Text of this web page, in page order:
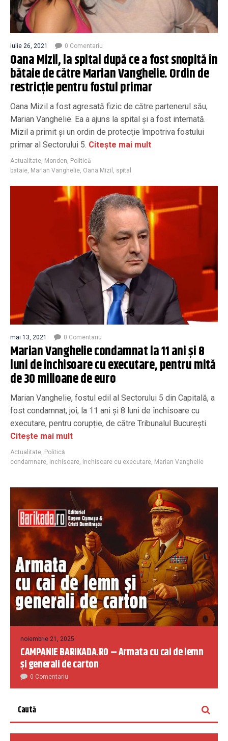
iulie 26, 2021 0 Comentariu
Oana Mizil, la spital după ce a fost snopită în
bătaie de către Marian Vanghelie. Ordin de
restricție pentru fostul primar
Oana Mizil a fost agresată fizic de către partenerul său,
Marian Vanghelie. Ea a ajuns la spital şi a fost internată.
Mizil a primit şi un ordin de protecţie împotriva fostului
primar al Sectorului 5. Citește mai mult
Actualitate, Monden, Politică
bataie, Marian Vanghelie, Oana Mizil , spital
mai 13, 2021 0 Comentariu
Marian Vanghelie condamnat la 11 ani și 8
luni de închisoare cu executare, pentru mită
de 30 milioane de euro
Marian Vanghelie, fostul edil al Sectorului 5 din Capitală, a
fost condamnat, joi, la 11 ani și 8 luni de închisoare cu
executare, pentru corupție, de către Tribunalul București.
Citește mai mult
Actualitate, Politică
condamnare, inchisoare, inchisoare cu executare, Marian Vanghelie
noiembrie 21, 2025
CAMPANIE BARIKADA.RO – Armata cu cai de lemn
și generali de carton
0 Comentariu